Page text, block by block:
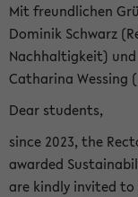
Mit freundlichen
Dominik Schwarz
Nachhaltigkeit) und
Catharina Wessing
Dear students,
since 2023, the
awarded
are kindly invited